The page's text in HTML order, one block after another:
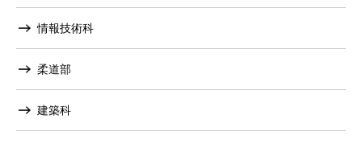
情報技術科
柔道部
建築科